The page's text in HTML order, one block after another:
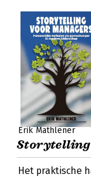
Erik Mathlener
Het praktische